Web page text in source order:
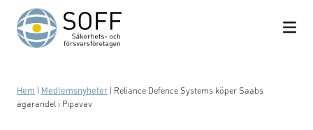
Hoppa till innehåll
Hem Medlemsnyheter
Reliance Defence Systems köper Saabs
ägarandel i Pipavav